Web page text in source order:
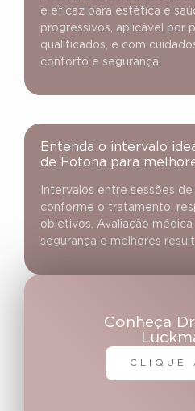
e eficaz para estética e
progressivos, aplicável por
qualificados, e com
conforto e segurança.
Entenda o intervalo
de Fotona para
Intervalos entre sessões
conforme o tratamento,
objetivos. Avaliação
segurança e melhores
Conheça
CLIQUE